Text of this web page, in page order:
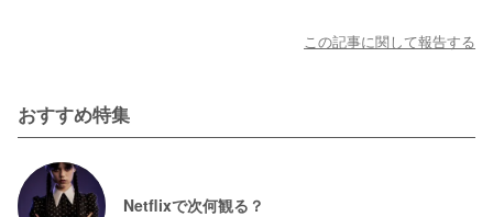
この記事に関して報告する
おすすめ特集
Netflixで次何観る？